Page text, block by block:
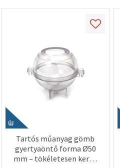
ÚJ
Tartós műanyag gömb
gyertyaöntő forma Ø50
mm – tökéletesen kerek